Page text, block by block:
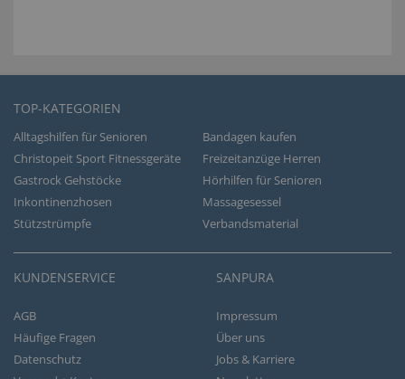
TOP-KATEGORIEN
Alltagshilfen für Senioren
Bandagen kaufen
Christopeit Sport Fitnessgeräte
Freizeitanzüge Herren
Gastrock Gehstöcke
Hörhilfen für Senioren
Inkontinenzhosen
Massagesessel
Stützstrümpfe
Verbandsmaterial
KUNDENSERVICE
AGB
Häufige Fragen
Datenschutz
SANPURA
Impressum
Über uns
Jobs & Karriere